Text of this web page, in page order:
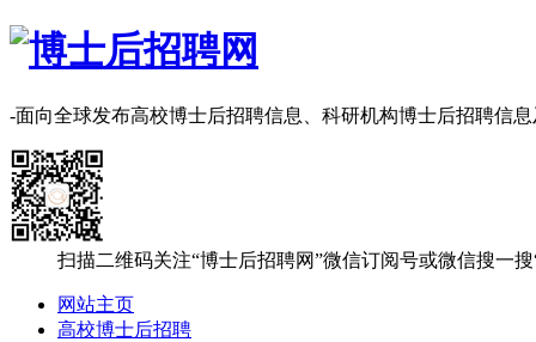
-面向全球发布高校博士后招聘信息、科研机构博士后招聘信息
扫描二维码关注“博士后招聘网”微信订阅号或微信搜一搜
网站主页
高校博士后招聘